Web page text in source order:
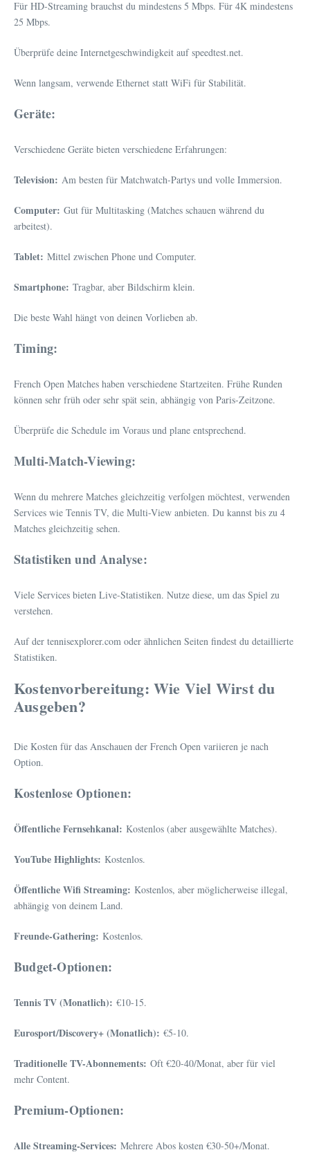
Für HD-Streaming brauchst du mindestens 5 Mbps. Für 4K mindestens
25 Mbps.
Überprüfe deine Internetgeschwindigkeit auf speedtest.net.
Wenn langsam, verwende Ethernet statt WiFi für Stabilität.
Geräte:
Verschiedene Geräte bieten verschiedene Erfahrungen:
Television: Am besten für Matchwatch-Partys und volle Immersion.
Computer: Gut für Multitasking (Matches schauen während du
arbeitest).
Tablet: Mittel zwischen Phone und Computer.
Smartphone: Tragbar, aber Bildschirm klein.
Die beste Wahl hängt von deinen Vorlieben ab.
Timing:
French Open Matches haben verschiedene Startzeiten. Frühe Runden
können sehr früh oder sehr spät sein, abhängig von Paris-Zeitzone.
Überprüfe die Schedule im Voraus und plane entsprechend.
Multi-Match-Viewing:
Wenn du mehrere Matches gleichzeitig verfolgen möchtest, verwenden
Services wie Tennis TV, die Multi-View anbieten. Du kannst bis zu 4
Matches gleichzeitig sehen.
Statistiken und Analyse:
Viele Services bieten Live-Statistiken. Nutze diese, um das Spiel zu
verstehen.
Auf der tennisexplorer.com oder ähnlichen Seiten findest du detaillierte
Statistiken.
Kostenvorbereitung: Wie Viel Wirst du
Ausgeben?
Die Kosten für das Anschauen der French Open variieren je nach
Option.
Kostenlose Optionen:
Öffentliche Fernsehkanal: Kostenlos (aber ausgewählte Matches).
YouTube Highlights: Kostenlos.
Öffentliche Wifi Streaming: Kostenlos, aber möglicherweise illegal,
abhängig von deinem Land.
Freunde-Gathering: Kostenlos.
Budget-Optionen:
Tennis TV (Monatlich): €10-15.
Eurosport/Discovery+ (Monatlich): €5-10.
Traditionelle TV-Abonnements: Oft €20-40/Monat, aber für viel
mehr Content.
Premium-Optionen:
Alle Streaming-Services: Mehrere Abos kosten €30-50+/Monat.